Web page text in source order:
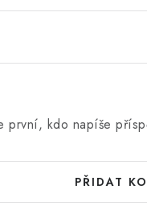
první, kdo napíše
PŘIDAT